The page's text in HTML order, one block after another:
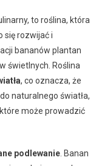
to roślina, która
się rozwijać i
bananów plantan
świetlnych. Roślina
, co oznacza, że
naturalnego światła,
może prowadzić
podlewanie. Banan